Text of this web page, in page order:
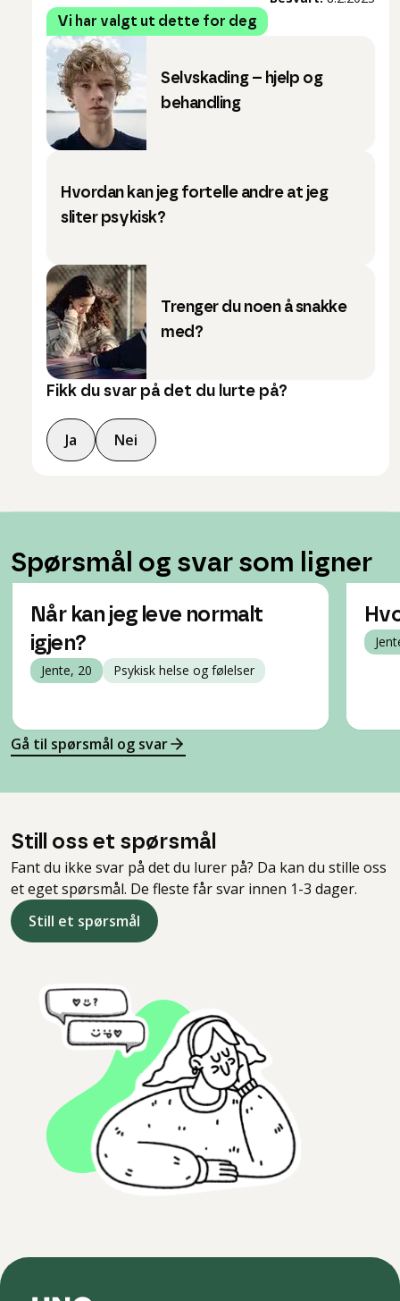
Vi har valgt ut dette for deg
Selvskading – hjelp og
behandling
Hvordan kan jeg fortelle andre at jeg
sliter psykisk?
Trenger du noen å snakke
med?
Fikk du svar på det du lurte på?
Ja Nei
Spørsmål og svar som ligner
Når kan jeg leve normalt
igjen?
Jente, 20 Psykisk helse og følelser
Gå til spørsmål og svar
Still oss et spørsmål
Fant du ikke svar på det du lurer på? Da kan du stille oss
et eget spørsmål. De fleste får svar innen 1-3 dager.
Still et spørsmål